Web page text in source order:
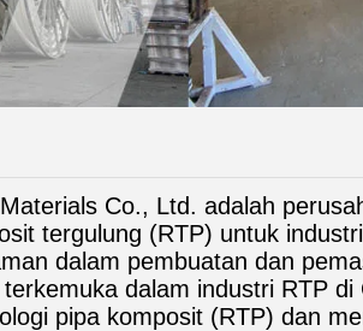
Co., Ltd. adalah
tergulung (RTP) untuk
dalam pembuatan dan
dalam industri RTP di
pipa komposit (RTP) dan